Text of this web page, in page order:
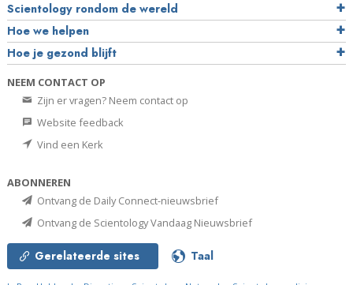
Scientology rondom de wereld
Hoe we helpen
Hoe je gezond blijft
NEEM CONTACT OP
Zijn er vragen? Neem contact op
Website feedback
Vind een Kerk
ABONNEREN
Ontvang de Daily Connect-nieuwsbrief
Ontvang de Scientology Vandaag Nieuwsbrief
Gerelateerde sites Taal